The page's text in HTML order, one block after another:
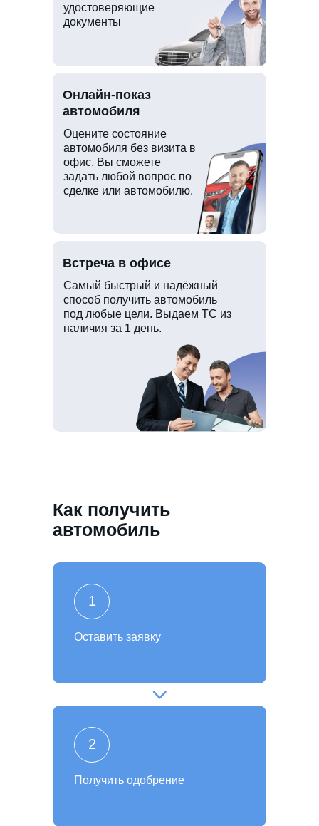
удостоверяющие
документы
Оцените состояние
автомобиля без визита в
офис. Вы сможете
задать любой вопрос по
сделке или автомобилю.
Самый быстрый и надёжный
способ получить автомобиль
под любые цели. Выдаем ТС из
наличия за 1 день.
Онлайн-показ
автомобиля
Встреча в офисе
Как получить
автомобиль
Получить одобрение
2
Оставить заявку
1